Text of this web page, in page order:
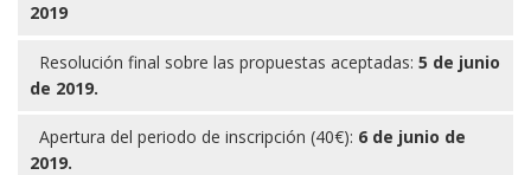
2019
Resolución final sobre las propuestas aceptadas: 5 de junio
de 2019.
Apertura del periodo de inscripción (40€): 6 de junio de
2019.